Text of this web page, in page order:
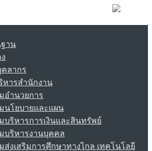
าน
คลากร
หารสำนักงาน
อำนวยการ
นโยบายและแผน
บริหารการเงินและสินทรัพย์
บริหารงานบุคคล
ส่งเสริมการศึกษาทางไกล เทคโนโลยี